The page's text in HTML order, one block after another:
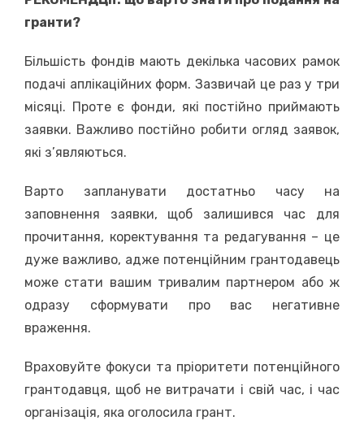
гранти?
Більшість фондів мають декілька часових рамок
подачі аплікаційних форм. Зазвичай це раз у три
місяці. Проте є фонди, які постійно приймають
заявки. Важливо постійно робити огляд заявок,
які з’являються.
Варто запланувати достатньо часу на
заповнення заявки, щоб залишився час для
прочитання, коректування та редагування – це
дуже важливо, адже потенційним грантодавець
може стати вашим тривалим партнером або ж
одразу сформувати про вас негативне
враження.
Враховуйте фокуси та пріоритети потенційного
грантодавця, щоб не витрачати і свій час, і час
організація, яка оголосила грант.